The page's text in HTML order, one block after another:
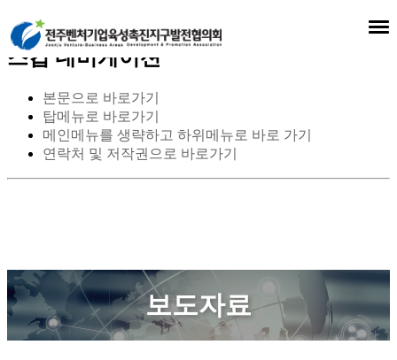
스킵 네비게이션
본문으로 바로가기
탑메뉴로 바로가기
메인메뉴를 생략하고 하위메뉴로 바로 가기
연락처 및 저작권으로 바로가기
보도자료